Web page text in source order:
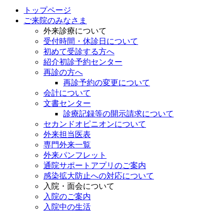
トップページ
ご来院のみなさま
外来診療について
受付時間・休診日について
初めて受診する方へ
紹介初診予約センター
再診の方へ
再診予約の変更について
会計について
文書センター
診療記録等の開示請求について
セカンドオピニオンについて
外来担当医表
専門外来一覧
外来パンフレット
通院サポートアプリのご案内
感染拡大防止への対応について
入院・面会について
入院のご案内
入院中の生活